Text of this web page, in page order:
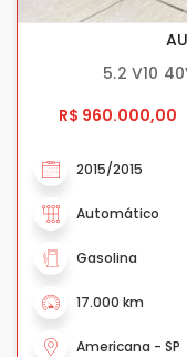
5.2 V10
R$ 960.000,00
2015/2015
Automático
Gasolina
17.000 km
Americana - SP